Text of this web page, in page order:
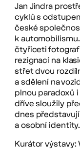
Jan Jindra
cyklů s
české
k
čtyřiceti
rezignací na
střet dvou
a sdělení na
plnou paradoxů
dříve sloužily
dnes
a osobní identity.
Kurátor výstavy: